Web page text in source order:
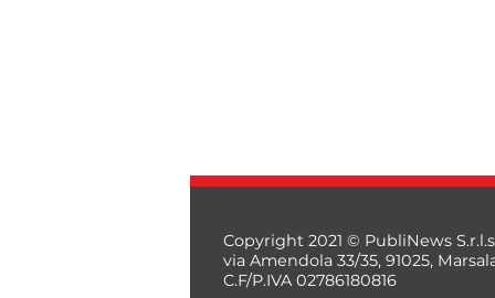
Copyright 2021 © PubliNews
via Amendola 33/35, 91025,
C.F/P.IVA 02786180816